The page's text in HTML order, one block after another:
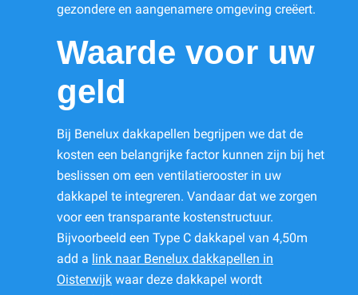
gezondere en aangenamere omgeving creëert.
Waarde voor uw
geld
Bij Benelux dakkapellen begrijpen we dat de
kosten een belangrijke factor kunnen zijn bij het
beslissen om een ventilatierooster in uw
dakkapel te integreren. Vandaar dat we zorgen
voor een transparante kostenstructuur.
Bijvoorbeeld een Type C dakkapel van 4,50m
add a link naar Benelux dakkapellen in
Oisterwijk waar deze dakkapel wordt